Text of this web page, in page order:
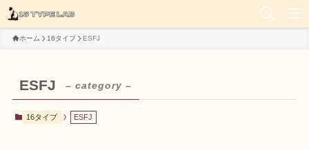
ホーム 16タイプ ESFJ
ESFJ – category –
16タイプ ESFJ